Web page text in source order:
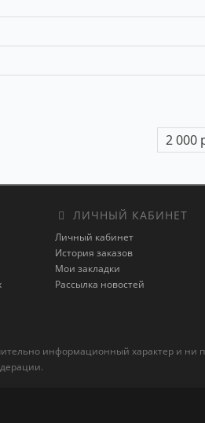
2 000
ЛИЧНЫЙ КАБИНЕТ
Личный кабинет
История заказов
Мои закладки
Рассылка новостей
информационный характер и ни